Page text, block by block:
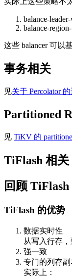
balance-
balance-
这些 balancer 可以
事务相关
见关于 Percolator
Partitioned
见 TiKV 的
TiFlash 相关
回顾
TiFlash 的优势
数据实时性
从写入行存，
强一致
专门的列存
实际上：